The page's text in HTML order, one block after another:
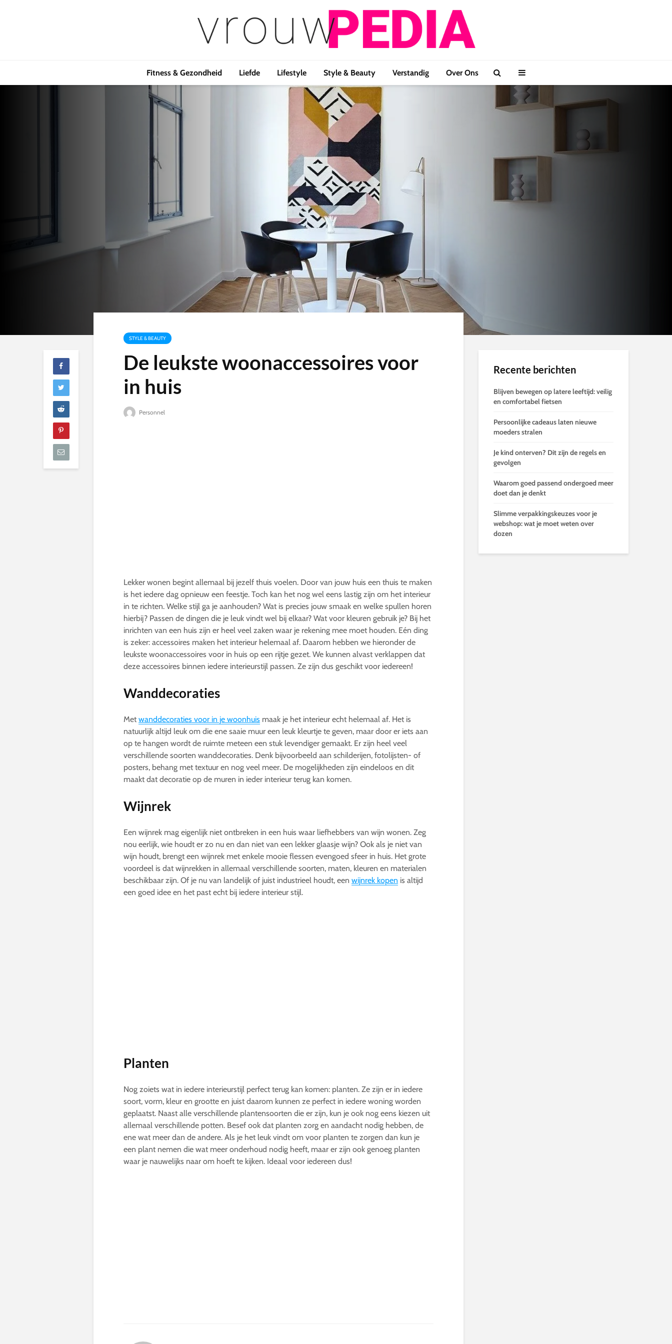
Fitness & Gezondheid Liefde Lifestyle Style & Beauty Verstandig Over Ons
STYLE & BEAUTY
De leukste woonaccessoires voor
in huis
Personnel
Lekker wonen begint allemaal bij jezelf thuis voelen. Door van jouw huis een thuis te maken
is het iedere dag opnieuw een feestje. Toch kan het nog wel eens lastig zijn om het interieur
in te richten. Welke stijl ga je aanhouden? Wat is precies jouw smaak en welke spullen horen
hierbij? Passen de dingen die je leuk vindt wel bij elkaar? Wat voor kleuren gebruik je? Bij het
inrichten van een huis zijn er heel veel zaken waar je rekening mee moet houden. Eén ding
is zeker: accessoires maken het interieur helemaal af. Daarom hebben we hieronder de
leukste woonaccessoires voor in huis op een rijtje gezet. We kunnen alvast verklappen dat
deze accessoires binnen iedere interieurstijl passen. Ze zijn dus geschikt voor iedereen!
Wanddecoraties
Met wanddecoraties voor in je woonhuis maak je het interieur echt helemaal af. Het is
natuurlijk altijd leuk om die ene saaie muur een leuk kleurtje te geven, maar door er iets aan
op te hangen wordt de ruimte meteen een stuk levendiger gemaakt. Er zijn heel veel
verschillende soorten wanddecoraties. Denk bijvoorbeeld aan schilderijen, fotolijsten- of
posters, behang met textuur en nog veel meer. De mogelijkheden zijn eindeloos en dit
maakt dat decoratie op de muren in ieder interieur terug kan komen.
Wijnrek
Een wijnrek mag eigenlijk niet ontbreken in een huis waar liefhebbers van wijn wonen. Zeg
nou eerlijk, wie houdt er zo nu en dan niet van een lekker glaasje wijn? Ook als je niet van
wijn houdt, brengt een wijnrek met enkele mooie flessen evengoed sfeer in huis. Het grote
voordeel is dat wijnrekken in allemaal verschillende soorten, maten, kleuren en materialen
beschikbaar zijn. Of je nu van landelijk of juist industrieel houdt, een wijnrek kopen is altijd
een goed idee en het past echt bij iedere interieur stijl.
Planten
Nog zoiets wat in iedere interieurstijl perfect terug kan komen: planten. Ze zijn er in iedere
soort, vorm, kleur en grootte en juist daarom kunnen ze perfect in iedere woning worden
geplaatst. Naast alle verschillende plantensoorten die er zijn, kun je ook nog eens kiezen uit
allemaal verschillende potten. Besef ook dat planten zorg en aandacht nodig hebben, de
ene wat meer dan de andere. Als je het leuk vindt om voor planten te zorgen dan kun je
een plant nemen die wat meer onderhoud nodig heeft, maar er zijn ook genoeg planten
waar je nauwelijks naar om hoeft te kijken. Ideaal voor iedereen dus!
Recente berichten
Blijven bewegen op latere leeftijd: veilig
en comfortabel fietsen
Persoonlijke cadeaus laten nieuwe
moeders stralen
Je kind onterven? Dit zijn de regels en
gevolgen
Waarom goed passend ondergoed meer
doet dan je denkt
Slimme verpakkingskeuzes voor je
webshop: wat je moet weten over
dozen